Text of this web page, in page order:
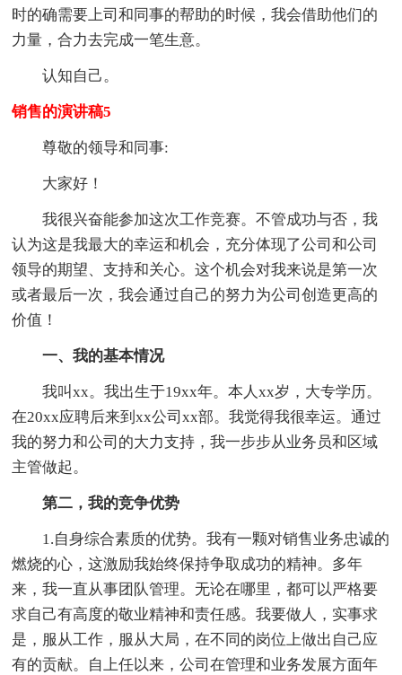
时的确需要上司和同事的帮助的时候，我会借助他们的
力量，合力去完成一笔生意。
认知自己。
销售的演讲稿5
尊敬的领导和同事:
大家好！
我很兴奋能参加这次工作竞赛。不管成功与否，我
认为这是我最大的幸运和机会，充分体现了公司和公司
领导的期望、支持和关心。这个机会对我来说是第一次
或者最后一次，我会通过自己的努力为公司创造更高的
价值！
一、我的基本情况
我叫xx。我出生于19xx年。本人xx岁，大专学历。
在20xx应聘后来到xx公司xx部。我觉得我很幸运。通过
我的努力和公司的大力支持，我一步步从业务员和区域
主管做起。
第二，我的竞争优势
1.自身综合素质的优势。我有一颗对销售业务忠诚的
燃烧的心，这激励我始终保持争取成功的精神。多年
来，我一直从事团队管理。无论在哪里，都可以严格要
求自己有高度的敬业精神和责任感。我要做人，实事求
是，服从工作，服从大局，在不同的岗位上做出自己应
有的贡献。自上任以来，公司在管理和业务发展方面年